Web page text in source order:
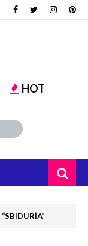
HOT
SBIDURÍA